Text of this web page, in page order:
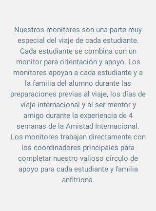
Nuestros monitores son una parte muy
especial del viaje de cada estudiante.
Cada estudiante se combina con un
monitor para orientación y apoyo. Los
monitores apoyan a cada estudiante y a
la familia del alumno durante las
preparaciones previas al viaje, los días de
viaje internacional y al ser mentor y
amigo durante la experiencia de 4
semanas de la Amistad Internacional.
Los monitores trabajan directamente con
los coordinadores principales para
completar nuestro valioso círculo de
apoyo para cada estudiante y familia
anfitriona.